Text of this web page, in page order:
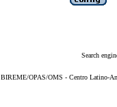
Search
BIREME/OPAS/OMS - Centro Latino-